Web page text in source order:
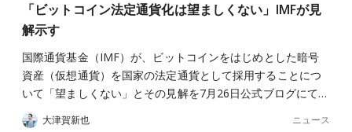
「ビットコイン法定通貨化は望ましくない」IMFが見
解示す
国際通貨基金（IMF）が、ビットコインをはじめとした暗号
資産（仮想通貨）を国家の法定通貨として採用することにつ
いて「望ましくない」とその見解を7月26日公式ブログにて…
大津賀新也 ニュース